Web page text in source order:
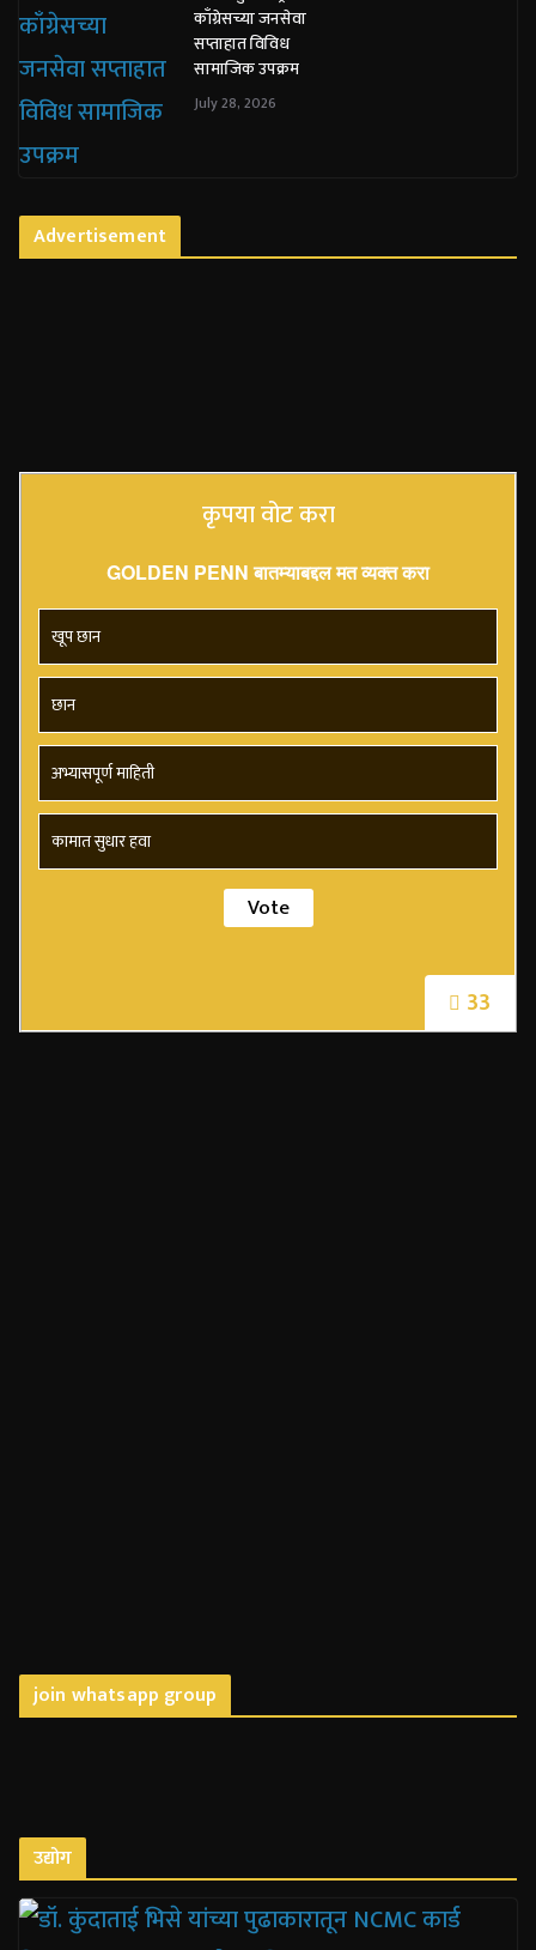
काँग्रेसच्या जनसेवा
सप्ताहात विविध
सामाजिक उपक्रम
July 28, 2026
Advertisement
33
कृपया वोट करा
GOLDEN PENN बातम्याबद्दल मत व्यक्त करा
खूप छान
छान
अभ्यासपूर्ण माहिती
कामात सुधार हवा
join whatsapp group
उद्योग